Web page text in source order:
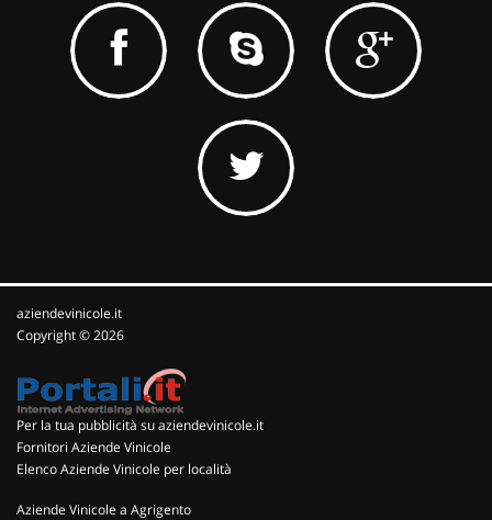
aziendevinicole.it
Copyright © 2026
Per la tua pubblicità su aziendevinicole.it
Fornitori Aziende Vinicole
Elenco Aziende Vinicole per località
Aziende Vinicole a Agrigento